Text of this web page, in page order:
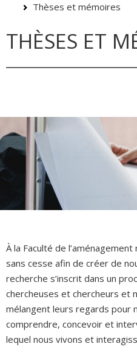
Thèses et mémoires
THÈSES ET
À la Faculté de
sans cesse afin de créer de
recherche s’inscrit dans un
chercheuses et chercheurs et
mélangent leurs regards pour
comprendre, concevoir et
lequel nous vivons et